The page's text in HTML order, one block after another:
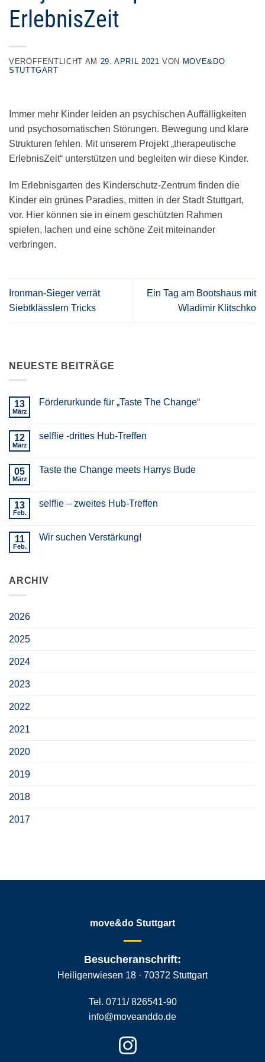
ErlebnisZeit
VERÖFFENTLICHT AM 29. APRIL 2021 VON MOVE&DO
STUTTGART
Immer mehr Kinder leiden an psychischen Auffälligkeiten
und psychosomatischen Störungen. Bewegung und klare
Strukturen fehlen. Mit unserem Projekt „therapeutische
ErlebnisZeit“ unterstützen und begleiten wir diese Kinder.
Im Erlebnisgarten des Kinderschutz-Zentrum finden die
Kinder ein grünes Paradies, mitten in der Stadt Stuttgart,
vor. Hier können sie in einem geschützten Rahmen
spielen, lachen und eine schöne Zeit miteinander
verbringen.
Ironman-Sieger verrät
Siebtklässlern Tricks
Ein Tag am Bootshaus mit
Wladimir Klitschko
NEUESTE BEITRÄGE
13
März
Förderurkunde für „Taste The Change“
12
März
self!ie -drittes Hub-Treffen
05
März
Taste the Change meets Harrys Bude
13
Feb.
self!ie – zweites Hub-Treffen
11
Feb.
Wir suchen Verstärkung!
ARCHIV
2026
2025
2024
2023
2022
2021
2020
2019
2018
2017
move&do Stuttgart
Besucheranschrift:
Heiligenwiesen 18 · 70372 Stuttgart
Tel. 0711/ 826541-90
info@moveanddo.de